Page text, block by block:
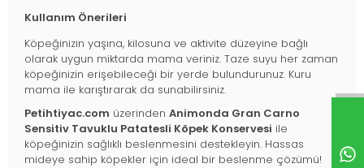
Kullanım Önerileri
Köpeğinizin yaşına, kilosuna ve aktivite düzeyine bağlı
olarak uygun miktarda mama veriniz. Taze suyu her zaman
köpeğinizin erişebileceği bir yerde bulundurunuz. Kuru
mama ile karıştırarak da sunabilirsiniz.
Petihtiyac.com üzerinden Animonda Gran Carno
Sensitiv Tavuklu Patatesli Köpek Konservesi ile
köpeğinizin sağlıklı beslenmesini destekleyin. Hassas
mideye sahip köpekler için ideal bir beslenme çözümü!